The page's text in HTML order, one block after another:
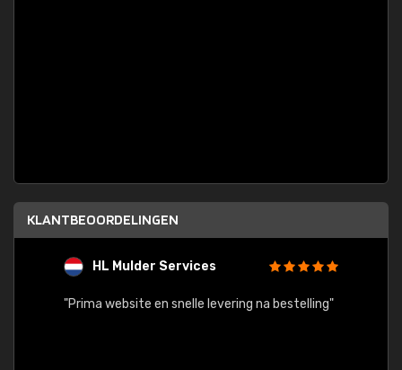
KLANTBEOORDELINGEN
HL Mulder Services
"Prima website en snelle levering na bestelling"